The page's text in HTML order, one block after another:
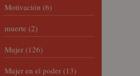
Motivación (6)
muerte (2)
Mujer (126)
Mujer en el poder (13)